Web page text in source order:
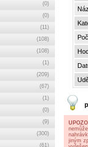
jiným
(0)
(0)
(11)
(108)
(108)
(1)
(209)
(67)
(1)
(0)
(9)
(300)
(61)